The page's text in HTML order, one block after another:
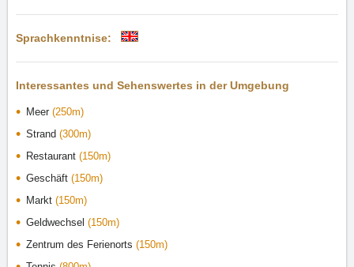
Sprachkenntnise:
Interessantes und Sehenswertes in der Umgebung
Meer (250m)
Strand (300m)
Restaurant (150m)
Geschäft (150m)
Markt (150m)
Geldwechsel (150m)
Zentrum des Ferienorts (150m)